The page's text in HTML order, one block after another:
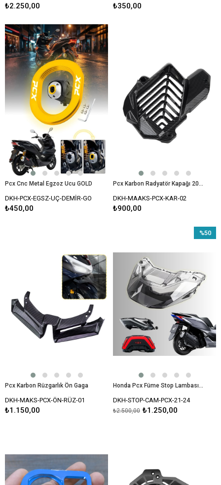
₺2.250,00 ₺350,00
Pcx Cnc Metal Egzoz Ucu GOLD
DKH-PCX-EGSZ-UÇ-DEMİR-GO
₺450,00
Pcx Karbon Radyatör Kapağı 2021-2024 Modellerine Uyumlu
DKH-MAAKS-PCX-KAR-02
₺900,00
Pcx Karbon Rüzgarlık Ön Gaga
DKH-MAKS-PCX-ÖN-RÜZ-01
₺1.150,00
Honda Pcx Füme Stop Lambası Camı 2021-2024 Modellere Tam Uyumlu Modifiye Füme Stop Cam
DKH-STOP-CAM-PCX-21-24
₺1.250,00
₺2.500,00
%50